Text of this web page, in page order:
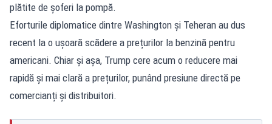
plătite de șoferi la pompă.
Eforturile diplomatice dintre Washington și Teheran au dus
recent la o ușoară scădere a prețurilor la benzină pentru
americani. Chiar și așa, Trump cere acum o reducere mai
rapidă și mai clară a prețurilor, punând presiune directă pe
comercianți și distribuitori.